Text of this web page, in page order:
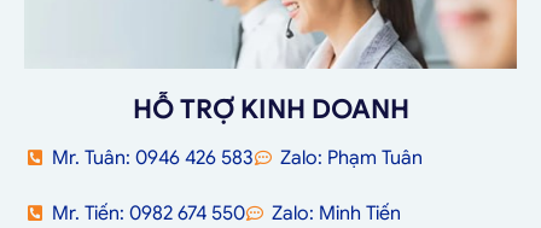
HỖ TRỢ KINH DOANH
Mr. Tuân: 0946 426 583 Zalo: Phạm Tuân
Mr. Tiến: 0982 674 550 Zalo: Minh Tiến